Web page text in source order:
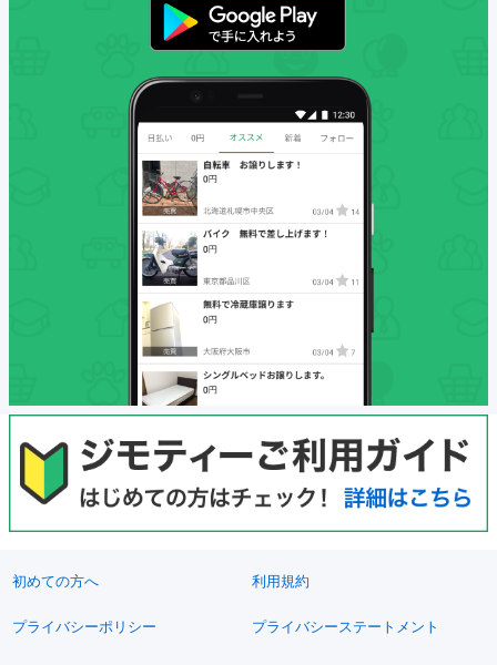
初めての方へ 利用規約
プライバシーポリシー プライバシーステートメント